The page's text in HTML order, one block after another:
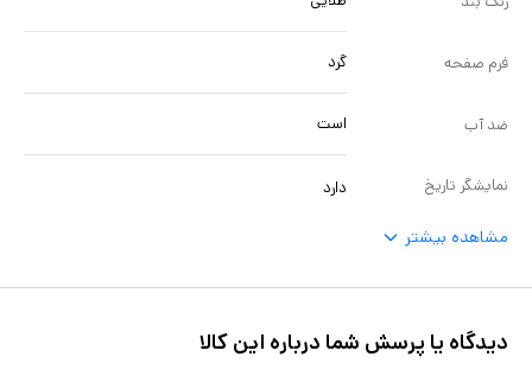
فرم صفحه گرد
ضد آب است
نمایشگر تاریخ دارد
مشاهده بیشتر
دیدگاه یا پرسش شما درباره این کالا